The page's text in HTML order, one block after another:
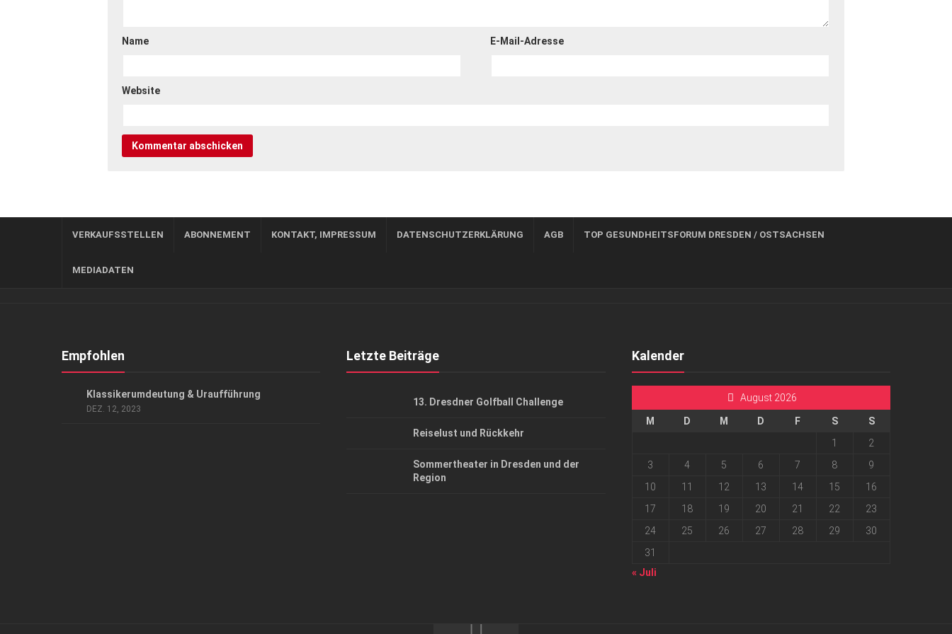
Name E-Mail-Adresse
Website
VERKAUFSSTELLEN ABONNEMENT KONTAKT, IMPRESSUM DATENSCHUTZERKLÄRUNG AGB TOP GESUNDHEITSFORUM DRESDEN / OSTSACHSEN
MEDIADATEN
Empfohlen
Klassikerumdeutung & Uraufführung
DEZ. 12, 2023
Letzte Beiträge
13. Dresdner Golfball Challenge
Reiselust und Rückkehr
Sommertheater in Dresden und der
Region
Kalender
August 2026
M D M D F S
S
1
2
3
4 5 6 7 8
9
10
11 12 13 14 15
16
17
18 19 20 21 22
23
24
25 26 27 28 29
30
31
« Juli